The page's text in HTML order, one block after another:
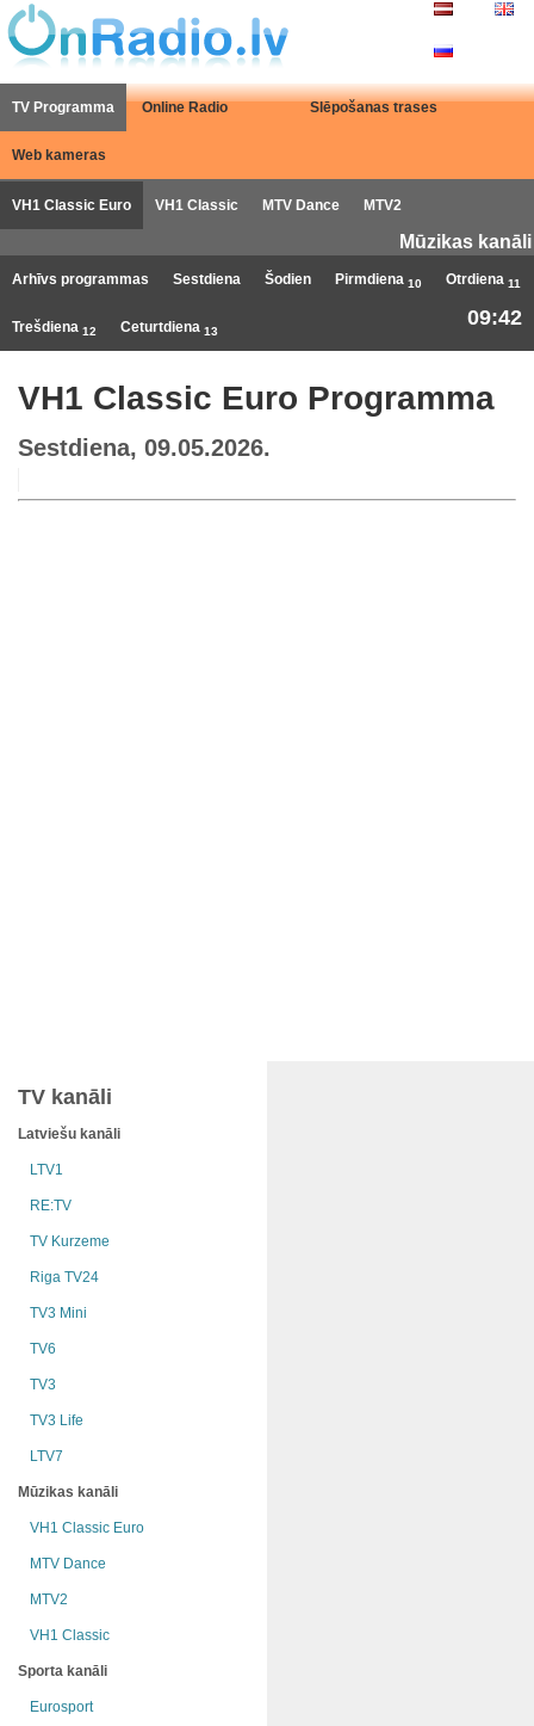
TV Programma Online Radio Slēpošanas trases
Web kameras
VH1 Classic Euro VH1 Classic MTV Dance MTV2
Mūzikas kanāli
Arhīvs programmas Sestdiena Šodien Pirmdiena 10 Otrdiena 11
Trešdiena 12 Ceturtdiena 13
09:42
VH1 Classic Euro Programma
Sestdiena, 09.05.2026.
TV kanāli
Latviešu kanāli
LTV1
RE:TV
TV Kurzeme
Riga TV24
TV3 Mini
TV6
TV3
TV3 Life
LTV7
Mūzikas kanāli
VH1 Classic Euro
MTV Dance
MTV2
VH1 Classic
Sporta kanāli
Eurosport